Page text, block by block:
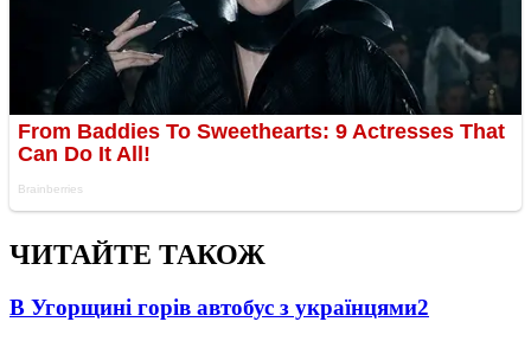
ЧИТАЙТЕ ТАКОЖ
В Угорщині горів автобус з українцями2